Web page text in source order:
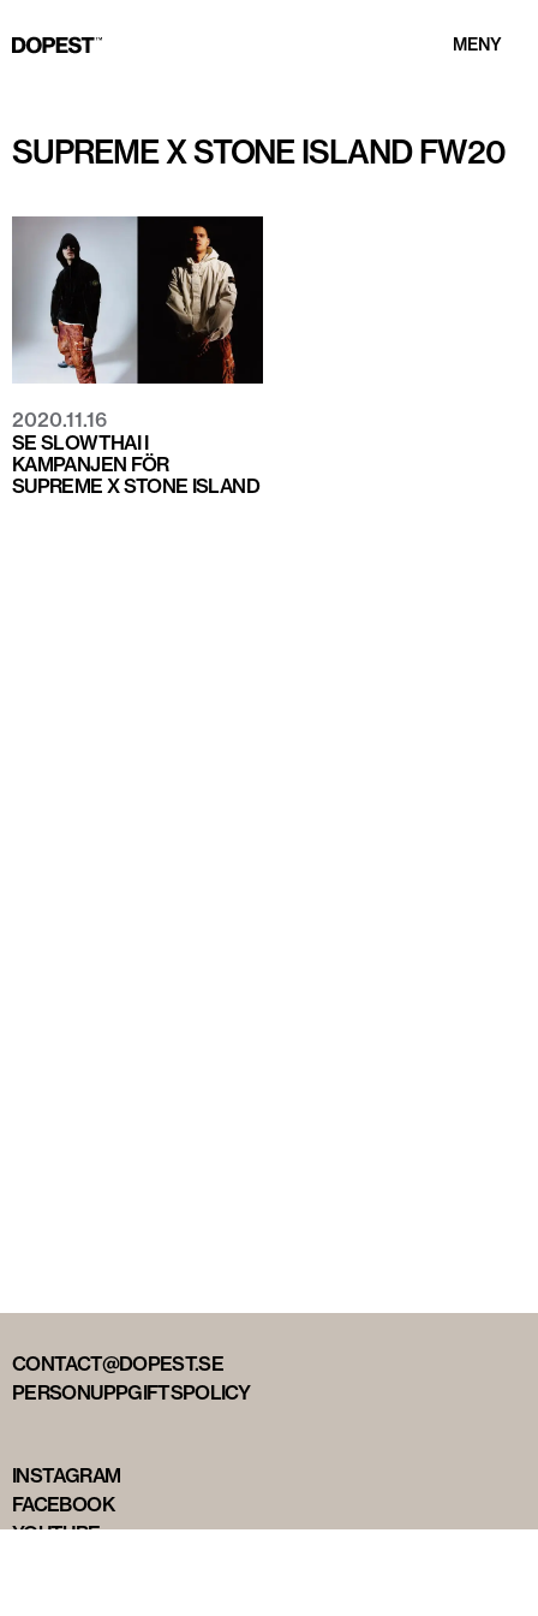
MENY
SUPREME X STONE ISLAND FW20
2020.11.16
SE SLOWTHAI I
KAMPANJEN FÖR
SUPREME X STONE ISLAND
CONTACT@DOPEST.SE
PERSONUPPGIFTSPOLICY
INSTAGRAM
FACEBOOK
YOUTUBE